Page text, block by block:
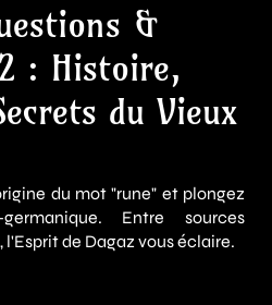
&
: Histoire,
du Vieux
du mot "rune" et plongez
Entre sources
de Dagaz vous éclaire.